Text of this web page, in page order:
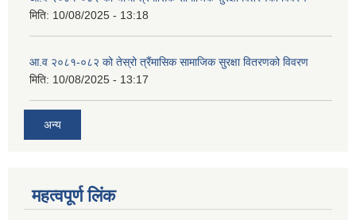
मिति: 10/08/2025 - 13:18
आ.व २०८१-०८२ को तेस्रो त्रैंमासिक सामाजिक सुरक्षा वितरणको विवरण
मिति: 10/08/2025 - 13:17
अन्य
महत्वपूर्ण लिंक